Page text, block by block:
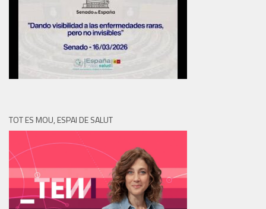
TOT ES MOU, ESPAI DE SALUT